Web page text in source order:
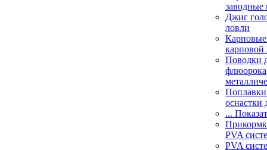
заводные
Джиг
ловли
Карповые
карповой
Поводки
оснастки
...
PVA
PVA